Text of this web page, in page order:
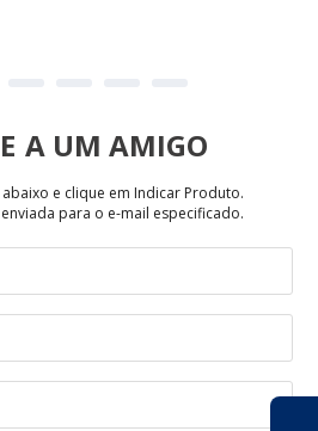
e clique em Indicar Produto.
para o e-mail especificado.